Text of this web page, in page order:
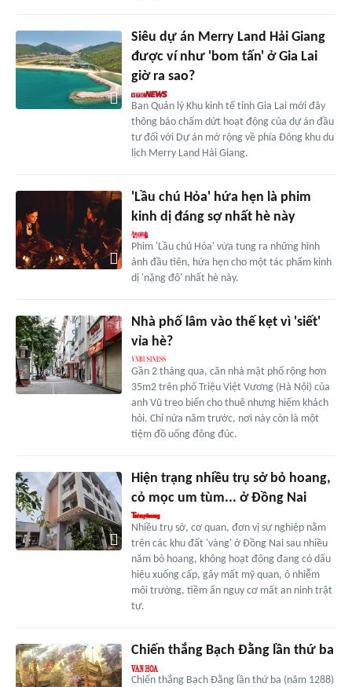
Siêu dự án Merry Land Hải Giang
được ví như 'bom tấn' ở Gia Lai
giờ ra sao?
Ban Quản lý Khu kinh tế tỉnh Gia Lai mới đây
thông báo chấm dứt hoạt động của dự án đầu
tư đối với Dự án mở rộng về phía Đông khu du
lịch Merry Land Hải Giang.
'Lầu chú Hỏa' hứa hẹn là phim
kinh dị đáng sợ nhất hè này
Phim 'Lầu chú Hỏa' vừa tung ra những hình
ảnh đầu tiên, hứa hẹn cho một tác phẩm kinh
dị 'nặng đô' nhất hè này.
Nhà phố lâm vào thế kẹt vì 'siết'
vỉa hè?
Gần 2 tháng qua, căn nhà mặt phố rộng hơn
35m2 trên phố Triệu Việt Vương (Hà Nội) của
anh Vũ treo biển cho thuê nhưng hiếm khách
hỏi. Chỉ nửa năm trước, nơi này còn là một
tiệm đồ uống đông đúc.
Hiện trạng nhiều trụ sở bỏ hoang,
cỏ mọc um tùm... ở Đồng Nai
Nhiều trụ sở, cơ quan, đơn vị sự nghiệp nằm
trên các khu đất 'vàng' ở Đồng Nai sau nhiều
năm bỏ hoang, không hoạt động đang có dấu
hiệu xuống cấp, gây mất mỹ quan, ô nhiễm
môi trường, tiềm ẩn nguy cơ mất an ninh trật
tự.
Chiến thắng Bạch Đằng lần thứ ba
Chiến thắng Bạch Đằng lần thứ ba (năm 1288)